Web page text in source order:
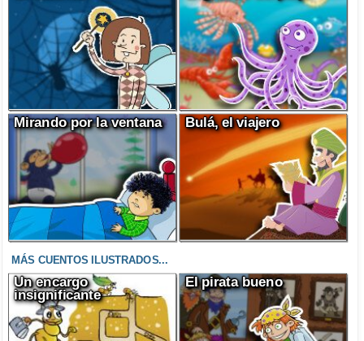
Mirando por la ventana Bulá, el viajero
MÁS CUENTOS ILUSTRADOS...
Un encargo
insignificante
El pirata bueno